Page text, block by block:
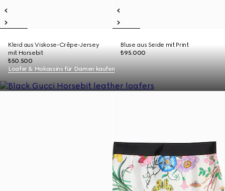
Kleid aus Viskose-Crêpe-Jersey
mit Horsebit
₺50.500
Bluse aus Seide mit Print
₺95.000
Loafer & Mokassins für Damen kaufen